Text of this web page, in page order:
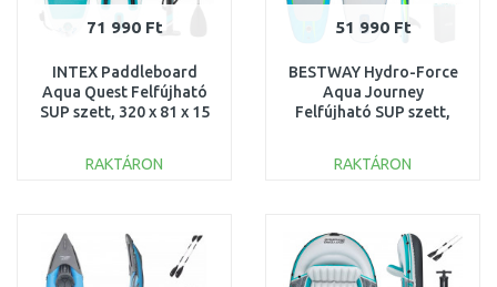
71 990 Ft
INTEX Paddleboard
Aqua Quest Felfújható
SUP szett, 320 x 81 x 15
RAKTÁRON
Összehasonlítás
51 990 Ft
BESTWAY Hydro-Force
Aqua Journey
Felfújható SUP szett,
RAKTÁRON
Összehasonlítás